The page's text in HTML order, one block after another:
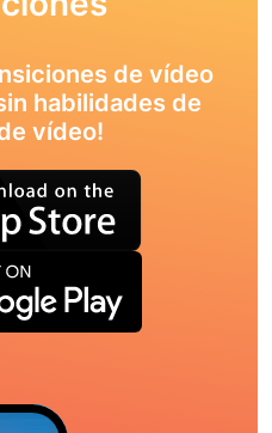
de vídeo
habilidades de
vídeo!